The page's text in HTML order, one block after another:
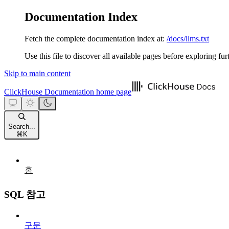
Documentation Index
Fetch the complete documentation index at: /docs/llms.txt
Use this file to discover all available pages before exploring
Skip to main content
ClickHouse Documentation home page
Search...
⌘ K
홈
SQL 참고
구문